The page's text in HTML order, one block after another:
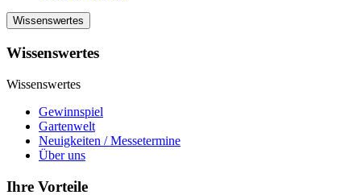
Wissenswertes
Wissenswertes
Wissenswertes
Gewinnspiel
Gartenwelt
Neuigkeiten / Messetermine
Über uns
Ihre Vorteile